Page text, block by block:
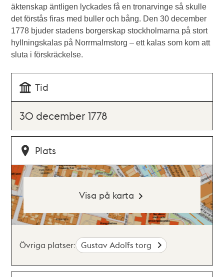
äktenskap äntligen lyckades få en tronarvinge så skulle
det förstås firas med buller och bång. Den 30 december
1778 bjuder stadens borgerskap stockholmarna på stort
hyllningskalas på Norrmalmstorg – ett kalas som kom att
sluta i förskräckelse.
Tid
30 december 1778
Plats
Visa på karta
Övriga platser: Gustav Adolfs torg